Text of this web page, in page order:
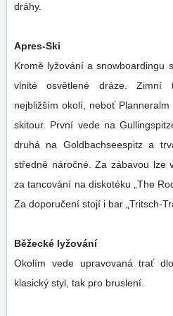
dráhy.
Apres-Ski
Kromě lyžování a snowboardingu
vlnité osvětlené dráze. Zimní turistiku lze provozovat v
nejbližším okolí, neboť
skitour. První vede na
druhá na Goldbachseespitz a
středně náročné. Za zábavou lze
za tancování na diskotéku „The Rock“ v
Za doporučení stojí i bar „Tritsch-
Běžecké lyžování
Okolím vede upravovaná trať
klasický styl, tak pro bruslení.